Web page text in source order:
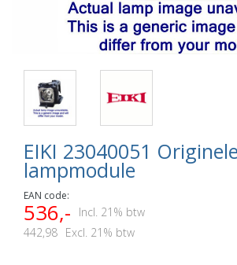
EIKI 23040051 Originele
lampmodule
EAN code:
536,-
Incl. 21% btw
442,98 Excl. 21% btw